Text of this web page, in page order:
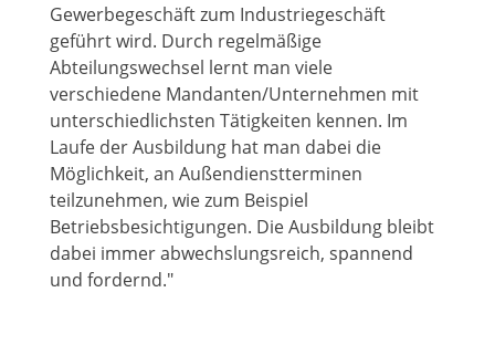
Gewerbegeschäft zum Industriegeschäft
geführt wird. Durch regelmäßige
Abteilungswechsel lernt man viele
verschiedene Mandanten/Unternehmen mit
unterschiedlichsten Tätigkeiten kennen. Im
Laufe der Ausbildung hat man dabei die
Möglichkeit, an Außendienstterminen
teilzunehmen, wie zum Beispiel
Betriebsbesichtigungen. Die Ausbildung bleibt
dabei immer abwechslungsreich, spannend
und fordernd."